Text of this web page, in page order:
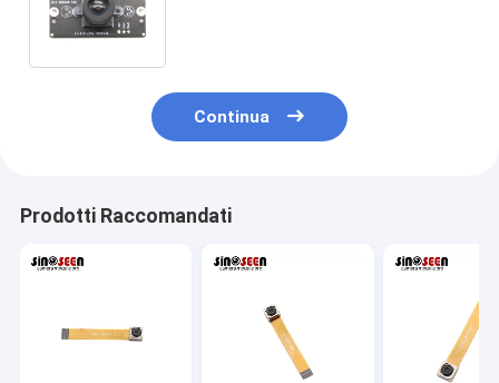
Continua
Prodotti Raccomandati